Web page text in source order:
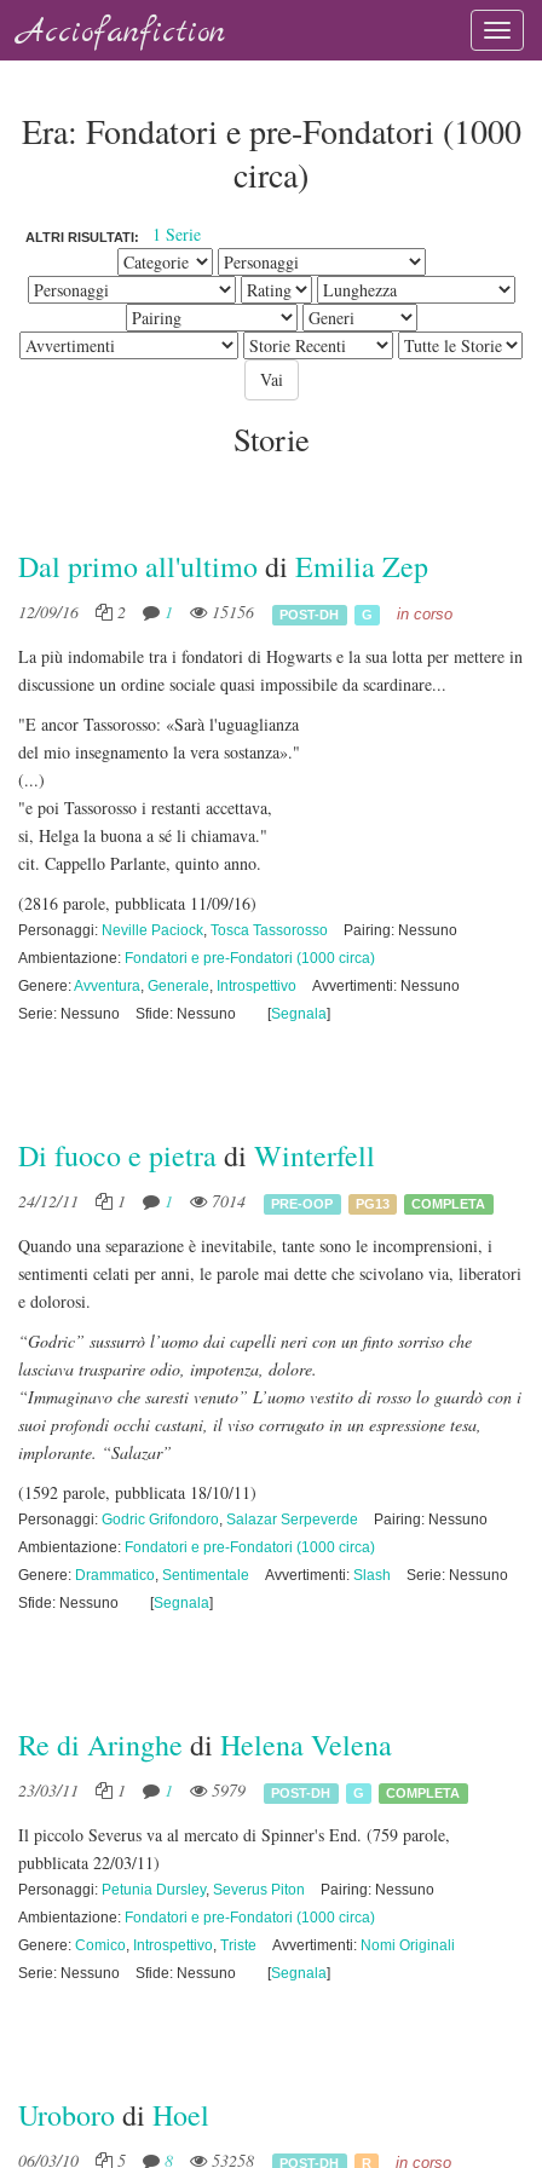
Acciofanfiction
Era: Fondatori e pre-Fondatori (1000
circa)
ALTRI RISULTATI: 1 Serie
Storie
Dal primo all'ultimodi Emilia Zep
12/09/16 2 1 15156 POST-DH G in corso
La più indomabile tra i fondatori di Hogwarts e la sua lotta per mettere in
discussione un ordine sociale quasi impossibile da scardinare...
"E ancor Tassorosso: «Sarà l'uguaglianza
del mio insegnamento la vera sostanza»."
(...)
"e poi Tassorosso i restanti accettava,
si, Helga la buona a sé li chiamava."
cit. Cappello Parlante, quinto anno.
(2816 parole, pubblicata 11/09/16)
Personaggi: Neville Paciock, Tosca Tassorosso
Pairing: Nessuno
Ambientazione: Fondatori e pre-Fondatori (1000 circa)
Genere:Avventura, Generale, Introspettivo
Avvertimenti: Nessuno
Serie: Nessuno
Sfide: Nessuno [Segnala]
Di fuoco e pietradi Winterfell
24/12/11 1 1 7014 PRE-OOP PG13 COMPLETA
Quando una separazione è inevitabile, tante sono le incomprensioni, i
sentimenti celati per anni, le parole mai dette che scivolano via, liberatori
e dolorosi.
“Godric” sussurrò l’uomo dai capelli neri con un finto sorriso che
lasciava trasparire odio, impotenza, dolore.
“Immaginavo che saresti venuto” L’uomo vestito di rosso lo guardò con i
suoi profondi occhi castani, il viso corrugato in un espressione tesa,
implorante. “Salazar”
(1592 parole, pubblicata 18/10/11)
Personaggi: Godric Grifondoro, Salazar Serpeverde
Pairing: Nessuno
Ambientazione: Fondatori e pre-Fondatori (1000 circa)
Genere: Drammatico, Sentimentale Avvertimenti: Slash
Serie: Nessuno
Sfide: Nessuno
[Segnala]
Re di Aringhe di Helena Velena
23/03/11 1 1 5979 POST-DH G COMPLETA
Il piccolo Severus va al mercato di Spinner's End. (759 parole,
pubblicata 22/03/11)
Personaggi: Petunia Dursley, Severus Piton
Pairing: Nessuno
Ambientazione: Fondatori e pre-Fondatori (1000 circa)
Genere: Comico, Introspettivo, Triste Avvertimenti: Nomi Originali
Serie: Nessuno
Sfide: Nessuno [Segnala]
Uroborodi Hoel
06/03/10 5 8 53258 POST-DH R in corso